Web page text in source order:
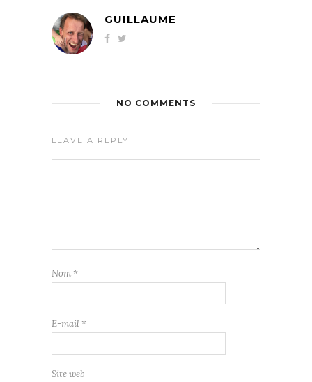
GUILLAUME
NO COMMENTS
LEAVE A REPLY
Nom *
E-mail *
Site web